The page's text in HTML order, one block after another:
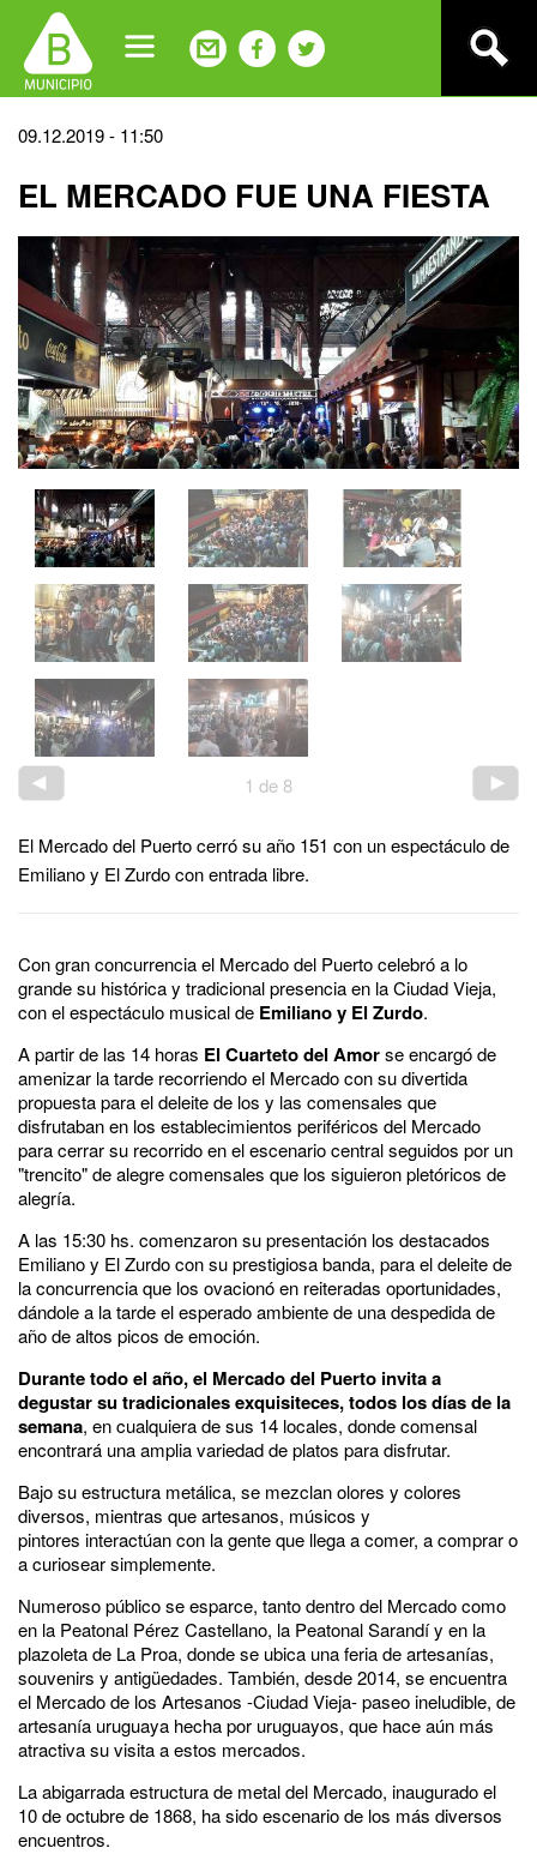
navigation
Back
top
09.12.2019 - 11:50
EL MERCADO FUE UNA FIESTA
1 de 8
El Mercado del Puerto cerró su año 151 con un espectáculo de
Emiliano y El Zurdo con entrada libre.
Con gran concurrencia el Mercado del Puerto celebró a lo
grande su histórica y tradicional presencia en la Ciudad Vieja,
con el espectáculo musical de Emiliano y El Zurdo.
A partir de las 14 horas El Cuarteto del Amorse encargó de
amenizar la tarde recorriendo el Mercado con su divertida
propuesta para el deleite de los y las comensales que
disfrutaban en los establecimientos periféricos del Mercado
para cerrar su recorrido en el escenario central seguidos por un
"trencito" de alegre comensales que los siguieron pletóricos de
alegría.
A las 15:30 hs. comenzaron su presentación los destacados
Emiliano y El Zurdo con su prestigiosa banda, para el deleite de
la concurrencia que los ovacionó en reiteradas oportunidades,
dándole a la tarde el esperado ambiente de una despedida de
año de altos picos de emoción.
Durante todo el año, el Mercado del Puerto invita a
degustar su tradicionales exquisiteces, todos los días de la
semana, en cualquiera de sus 14 locales, donde comensal
encontrará una amplia variedad de platos para disfrutar.
Bajo su estructura metálica, se mezclan olores y colores
diversos, mientras que artesanos, músicos y
pintores interactúan con la gente que llega a comer, a comprar o
a curiosear simplemente.
Numeroso público se esparce, tanto dentro del Mercado como
en la Peatonal Pérez Castellano, la Peatonal Sarandí y en la
plazoleta de La Proa, donde se ubica una feria de artesanías,
souvenirs y antigüedades. También, desde 2014, se encuentra
el Mercado de los Artesanos -Ciudad Vieja- paseo ineludible, de
artesanía uruguaya hecha por uruguayos, que hace aún más
atractiva su visita a estos mercados.
La abigarrada estructura de metal del Mercado, inaugurado el
10 de octubre de 1868, ha sido escenario de los más diversos
encuentros.